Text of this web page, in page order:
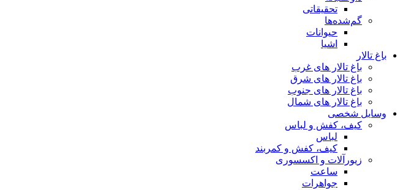
تحقیقاتی
گم‌شده‌ها
حیوانات
اشیا
باغ تالار
باغ تالار های غرب
باغ تالار های شرق
باغ تالار های جنوب
باغ تالار های شمال
وسایل شخصی
کیف، کفش و لباس
لباس
کیف، کفش و کمربند
زیورآلات و اکسسوری
ساعت
جواهرات